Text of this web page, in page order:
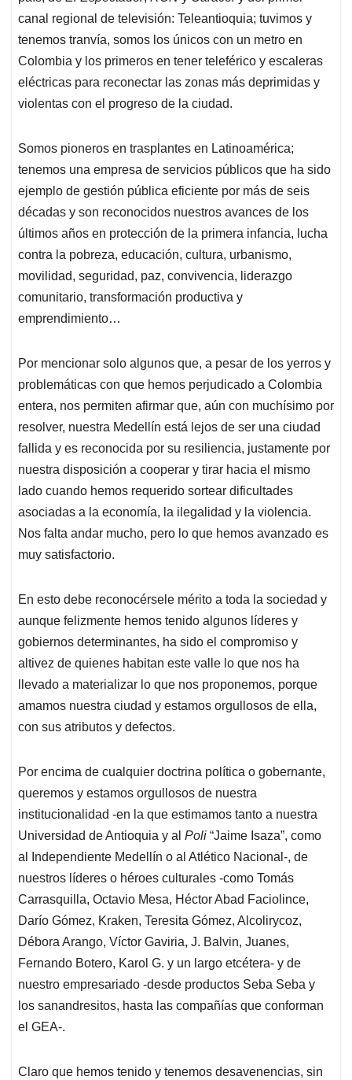
canal regional de televisión: Teleantioquia; tuvimos y
tenemos tranvía, somos los únicos con un metro en
Colombia y los primeros en tener teleférico y escaleras
eléctricas para reconectar las zonas más deprimidas y
violentas con el progreso de la ciudad.
Somos pioneros en trasplantes en Latinoamérica;
tenemos una empresa de servicios públicos que ha sido
ejemplo de gestión pública eficiente por más de seis
décadas y son reconocidos nuestros avances de los
últimos años en protección de la primera infancia, lucha
contra la pobreza, educación, cultura, urbanismo,
movilidad, seguridad, paz, convivencia, liderazgo
comunitario, transformación productiva y
emprendimiento…
Por mencionar solo algunos que, a pesar de los yerros y
problemáticas con que hemos perjudicado a Colombia
entera, nos permiten afirmar que, aún con muchísimo por
resolver, nuestra Medellín está lejos de ser una ciudad
fallida y es reconocida por su resiliencia, justamente por
nuestra disposición a cooperar y tirar hacia el mismo
lado cuando hemos requerido sortear dificultades
asociadas a la economía, la ilegalidad y la violencia.
Nos falta andar mucho, pero lo que hemos avanzado es
muy satisfactorio.
En esto debe reconocérsele mérito a toda la sociedad y
aunque felizmente hemos tenido algunos líderes y
gobiernos determinantes, ha sido el compromiso y
altivez de quienes habitan este valle lo que nos ha
llevado a materializar lo que nos proponemos, porque
amamos nuestra ciudad y estamos orgullosos de ella,
con sus atributos y defectos.
Por encima de cualquier doctrina política o gobernante,
queremos y estamos orgullosos de nuestra
institucionalidad -en la que estimamos tanto a nuestra
Universidad de Antioquia y al Poli “Jaime Isaza”, como
al Independiente Medellín o al Atlético Nacional-, de
nuestros líderes o héroes culturales -como Tomás
Carrasquilla, Octavio Mesa, Héctor Abad Faciolince,
Darío Gómez, Kraken, Teresita Gómez, Alcolirycoz,
Débora Arango, Víctor Gaviria, J. Balvin, Juanes,
Fernando Botero, Karol G. y un largo etcétera- y de
nuestro empresariado -desde productos Seba Seba y
los sanandresitos, hasta las compañías que conforman
el GEA-.
Claro que hemos tenido y tenemos desavenencias, sin